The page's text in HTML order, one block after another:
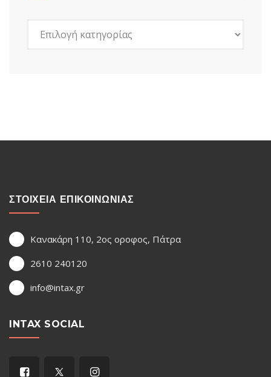
ΣΤΟΙΧΕΙΑ ΕΠΙΚΟΙΝΩΝΙΑΣ
Κανακάρη 110, 2ος οροφος, Πάτρα
2610 240120
info@intax.gr
INTAX SOCIAL